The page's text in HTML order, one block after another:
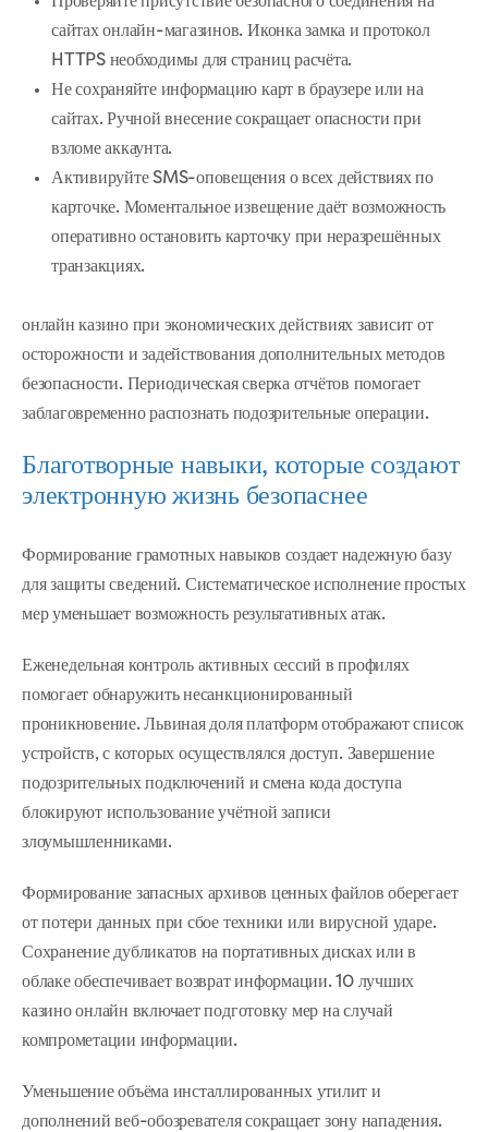
сайтах онлайн-магазинов. Иконка замка и протокол
HTTPS необходимы для страниц расчёта.
Не сохраняйте информацию карт в браузере или на
сайтах. Ручной внесение сокращает опасности при
взломе аккаунта.
Активируйте SMS-оповещения о всех действиях по
карточке. Моментальное извещение даёт возможность
оперативно остановить карточку при неразрешённых
транзакциях.
онлайн казино при экономических действиях зависит от
осторожности и задействования дополнительных методов
безопасности. Периодическая сверка отчётов помогает
заблаговременно распознать подозрительные операции.
Благотворные навыки, которые создают
электронную жизнь безопаснее
Формирование грамотных навыков создает надежную базу
для защиты сведений. Систематическое исполнение простых
мер уменьшает возможность результативных атак.
Еженедельная контроль активных сессий в профилях
помогает обнаружить несанкционированный
проникновение. Львиная доля платформ отображают список
устройств, с которых осуществлялся доступ. Завершение
подозрительных подключений и смена кода доступа
блокируют использование учётной записи
злоумышленниками.
Формирование запасных архивов ценных файлов оберегает
от потери данных при сбое техники или вирусной ударе.
Сохранение дубликатов на портативных дисках или в
облаке обеспечивает возврат информации. 10 лучших
казино онлайн включает подготовку мер на случай
компрометации информации.
Уменьшение объёма инсталлированных утилит и
дополнений веб-обозревателя сокращает зону нападения.